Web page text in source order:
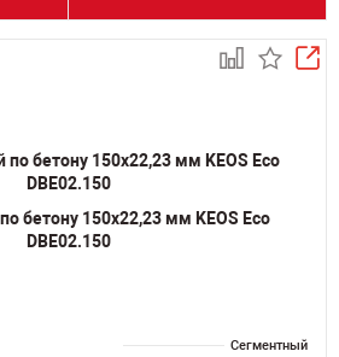
бетону 150х22,23 мм KEOS Eco
DBE02.150
Сегментный